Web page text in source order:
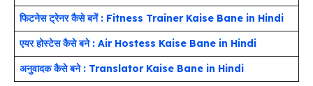
फिटनेस ट्रेनर कैसे बनें : Fitness Trainer Kaise Bane in Hindi
एयर होस्टेस कैसे बने : Air Hostess Kaise Bane in Hindi
अनुवादक कैसे बने : Translator Kaise Bane in Hindi